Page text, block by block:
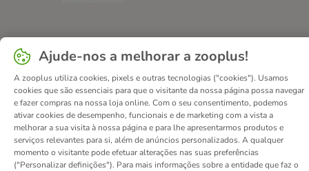
Contactos Custos de envio
Aviso legal
Condições gerais de utilização
Métodos de pagamento
Quem somos DSA
Emprego
Política de privacidade
Website Corporativo
Declaração de acessibilidade
© zooplus SE 2026
Ajude-nos a melhorar a zooplus!
A zooplus utiliza cookies, pixels e outras tecnologias ("cookies"). Usamos
cookies que são essenciais para que o visitante da nossa página possa navegar
e fazer compras na nossa loja online. Com o seu consentimento, podemos
ativar cookies de desempenho, funcionais e de marketing com a vista a
melhorar a sua visita à nossa página e para lhe apresentarmos produtos e
serviços relevantes para si, além de anúncios personalizados. A qualquer
momento o visitante pode efetuar alterações nas suas preferências
("Personalizar definições"). Para mais informações sobre a entidade que faz o